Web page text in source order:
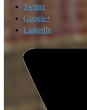
Twitter
Google+
LinkedIn